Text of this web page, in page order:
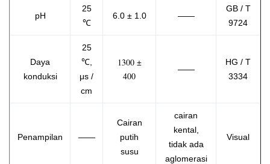
pH
25
℃
6.0 ± 1.0 ——
GB / T
9724
Daya
konduksi
25
℃,
μs /
cm
1300 ±
400
——
HG / T
3334
Penampilan ——
Cairan
putih
susu
cairan
kental,
tidak ada
aglomerasi
Visual